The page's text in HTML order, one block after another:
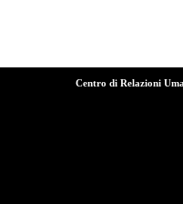
Centro di Relazioni